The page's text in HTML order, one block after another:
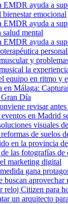
EMDR ayuda a
emocional
EMDR ayuda a
salud mental
EMDR ayuda a
y
la
equipo en ritmo y
en Málaga:
Día
revisar
en Madrid
visuales
de suelos
en la provincia
las fotografías de
marketing digital
gana
buscan aprovechar
reloj Citizen para
un arquitecto